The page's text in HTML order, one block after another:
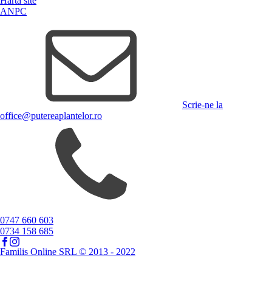
ANPC
Scrie-ne la
office@putereaplantelor.ro
0747 660 603
0734 158 685
Familis Online SRL © 2013 - 2022